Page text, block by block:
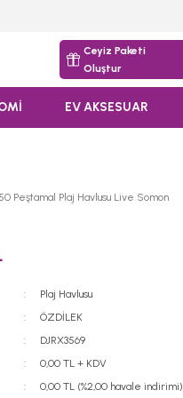
Ceyiz Paketi
Oluştur
EV AKSESUAR
Peştamal Plaj Havlusu Live Somon
Plaj Havlusu
ÖZDİLEK
DJRX3569
0,00 TL + KDV
0,00 TL (%2,00 havale indirimi)